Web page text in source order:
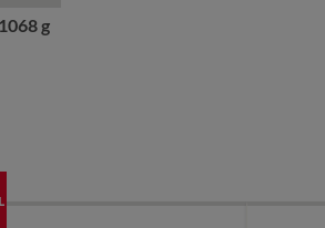
1068 g